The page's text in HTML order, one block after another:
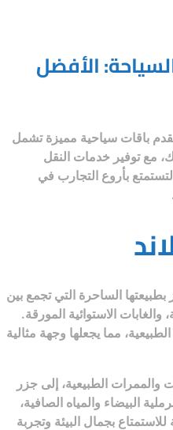
الأفضل
باقات سياحية مميزة تشمل
مع توفير خدمات النقل
بأروع التجارب في
بطبيعتها الساحرة التي تجمع بين
الاستوائية المورقة.
مما يجعلها وجهة مثالية
والممرات الطبيعية، إلى جزر
البيضاء والمياه الصافية،
بجمال البيئة وتجربة